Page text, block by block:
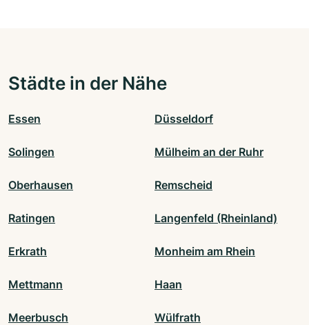
Städte in der Nähe
Essen Düsseldorf
Solingen Mülheim an der Ruhr
Oberhausen Remscheid
Ratingen Langenfeld (Rheinland)
Erkrath Monheim am Rhein
Mettmann Haan
Meerbusch Wülfrath